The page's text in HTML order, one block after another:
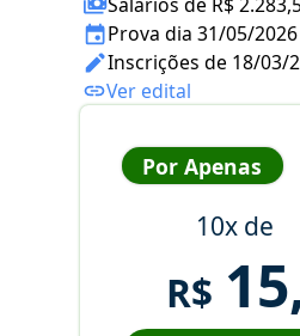
Prova dia 31/05/2026
Inscrições de 18/03/
Ver edital
Por Apenas
10x de
R$